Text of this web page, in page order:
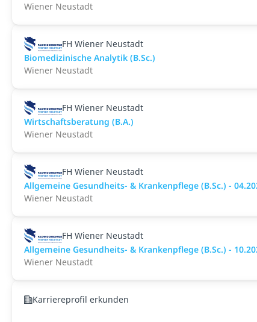
Wiener Neustadt
FH Wiener Neustadt
Biomedizinische Analytik (B.Sc.)
Wiener Neustadt
FH Wiener Neustadt
Wirtschaftsberatung (B.A.)
Wiener Neustadt
FH Wiener Neustadt
Allgemeine Gesundheits- & Krankenpflege (B.Sc.) -
Wiener Neustadt
FH Wiener Neustadt
Allgemeine Gesundheits- & Krankenpflege (B.Sc.) -
Wiener Neustadt
Karriereprofil erkunden